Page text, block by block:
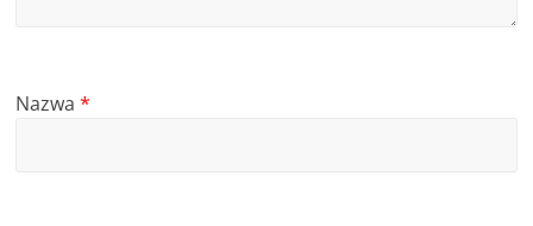
Nazwa*